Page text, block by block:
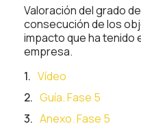
Valoración del grado de
consecución de los
impacto que ha tenido
empresa.
Vídeo
Guía. Fase 5
Anexo. Fase 5